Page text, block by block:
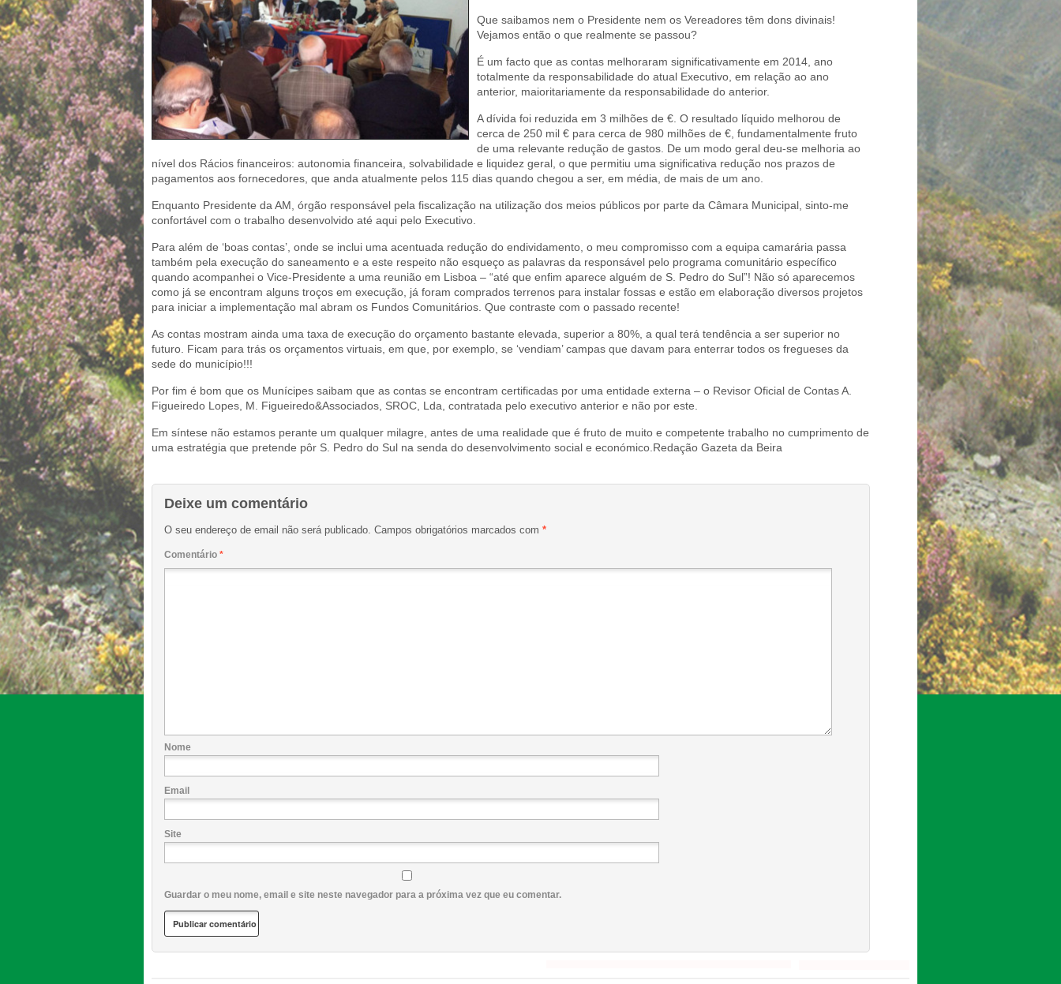
Que saibamos nem o Presidente nem os Vereadores têm dons divinais!
Vejamos então o que realmente se passou?
É um facto que as contas melhoraram significativamente em 2014, ano
totalmente da responsabilidade do atual Executivo, em relação ao ano
anterior, maioritariamente da responsabilidade do anterior.
A dívida foi reduzida em 3 milhões de €. O resultado líquido melhorou de
cerca de 250 mil € para cerca de 980 milhões de €, fundamentalmente fruto
de uma relevante redução de gastos. De um modo geral deu-se melhoria ao
nível dos Rácios financeiros: autonomia financeira, solvabilidade e liquidez geral, o que permitiu uma significativa redução nos prazos de
pagamentos aos fornecedores, que anda atualmente pelos 115 dias quando chegou a ser, em média, de mais de um ano.
Enquanto Presidente da AM, órgão responsável pela fiscalização na utilização dos meios públicos por parte da Câmara Municipal, sinto-me
confortável com o trabalho desenvolvido até aqui pelo Executivo.
Para além de ‘boas contas’, onde se inclui uma acentuada redução do endividamento, o meu compromisso com a equipa camarária passa
também pela execução do saneamento e a este respeito não esqueço as palavras da responsável pelo programa comunitário específico
quando acompanhei o Vice-Presidente a uma reunião em Lisboa – “até que enfim aparece alguém de S. Pedro do Sul”! Não só aparecemos
como já se encontram alguns troços em execução, já foram comprados terrenos para instalar fossas e estão em elaboração diversos projetos
para iniciar a implementação mal abram os Fundos Comunitários. Que contraste com o passado recente!
As contas mostram ainda uma taxa de execução do orçamento bastante elevada, superior a 80%, a qual terá tendência a ser superior no
futuro. Ficam para trás os orçamentos virtuais, em que, por exemplo, se ‘vendiam’ campas que davam para enterrar todos os fregueses da
sede do município!!!
Por fim é bom que os Munícipes saibam que as contas se encontram certificadas por uma entidade externa – o Revisor Oficial de Contas A.
Figueiredo Lopes, M. Figueiredo&Associados, SROC, Lda, contratada pelo executivo anterior e não por este.
Em síntese não estamos perante um qualquer milagre, antes de uma realidade que é fruto de muito e competente trabalho no cumprimento de
uma estratégia que pretende pôr S. Pedro do Sul na senda do desenvolvimento social e económico.Redação Gazeta da Beira
Deixe um comentário
O seu endereço de email não será publicado. Campos obrigatórios marcados com *
Comentário *
Nome
Email
Site
Guardar o meu nome, email e site neste navegador para a próxima vez que eu comentar.